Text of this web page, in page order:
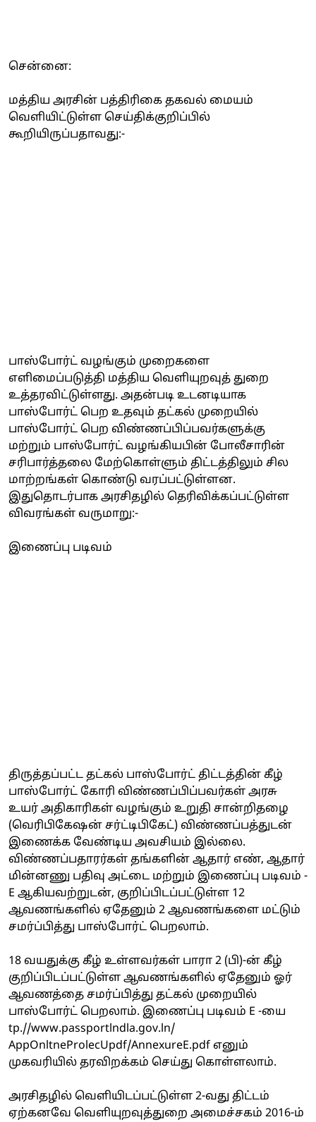
சென்னை:
மத்திய அரசின் பத்திரிகை தகவல் மையம்
வெளியிட்டுள்ள செய்திக்குறிப்பில்
கூறியிருப்பதாவது:-
பாஸ்போர்ட் வழங்கும் முறைகளை
எளிமைப்படுத்தி மத்திய வெளியுறவுத் துறை
உத்தரவிட்டுள்ளது. அதன்படி உடனடியாக
பாஸ்போர்ட் பெற உதவும் தட்கல் முறையில்
பாஸ்போர்ட் பெற விண்ணப்பிப்பவர்களுக்கு
மற்றும் பாஸ்போர்ட் வழங்கியபின் போலீசாரின்
சரிபார்த்தலை மேற்கொள்ளும் திட்டத்திலும் சில
மாற்றங்கள் கொண்டு வரப்பட்டுள்ளன.
இதுதொடர்பாக அரசிதழில் தெரிவிக்கப்பட்டுள்ள
விவரங்கள் வருமாறு:-
இணைப்பு படிவம்
திருத்தப்பட்ட தட்கல் பாஸ்போர்ட் திட்டத்தின் கீழ்
பாஸ்போர்ட் கோரி விண்ணப்பிப்பவர்கள் அரசு
உயர் அதிகாரிகள் வழங்கும் உறுதி சான்றிதழை
(வெரிபிகேஷன் சர்ட்டிபிகேட்) விண்ணப்பத்துடன்
இணைக்க வேண்டிய அவசியம் இல்லை.
விண்ணப்பதாரர்கள் தங்களின் ஆதார் எண், ஆதார்
மின்னணு பதிவு அட்டை மற்றும் இணைப்பு படிவம் -
E ஆகியவற்றுடன், குறிப்பிடப்பட்டுள்ள 12
ஆவணங்களில் ஏதேனும் 2 ஆவணங்களை மட்டும்
சமர்ப்பித்து பாஸ்போர்ட் பெறலாம்.
18 வயதுக்கு கீழ் உள்ளவர்கள் பாரா 2 (பி)-ன் கீழ்
குறிப்பிடப்பட்டுள்ள ஆவணங்களில் ஏதேனும் ஓர்
ஆவணத்தை சமர்ப்பித்து தட்கல் முறையில்
பாஸ்போர்ட் பெறலாம். இணைப்பு படிவம் E -யை
tp.//www.passportlndla.gov.ln/
AppOnltneProlecUpdf/AnnexureE.pdf எனும்
முகவரியில் தரவிறக்கம் செய்து கொள்ளலாம்.
அரசிதழில் வெளியிடப்பட்டுள்ள 2-வது திட்டம்
ஏற்கனவே வெளியுறவுத்துறை அமைச்சகம் 2016-ம்